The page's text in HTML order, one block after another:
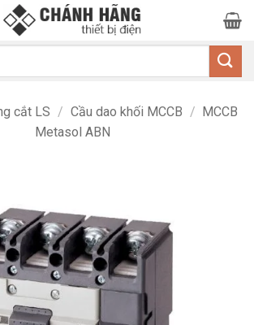
cắt LS / Cầu dao khối MCCB / MCCB
Metasol ABN